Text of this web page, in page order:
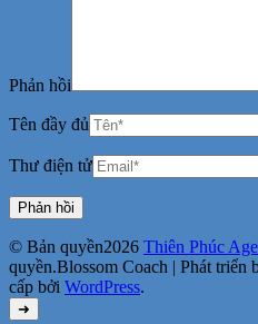
Phản hồi
Tên đầy đủ
Thư điện tử
© Bản quyền2026 Thiên Phúc
quyền.Blossom Coach | Phát triển
cấp bởi WordPress.
➜